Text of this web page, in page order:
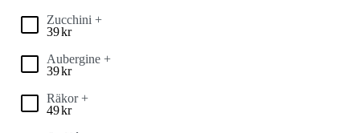
Zucchini +
39kr
Aubergine +
39kr
Räkor +
49kr